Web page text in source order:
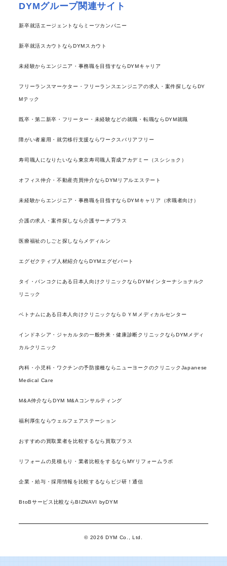
DYMグループ関連サイト
新卒就活エージェントならミーツカンパニー
新卒就活スカウトならDYMスカウト
未経験からエンジニア・事務職を目指すならDYMキャリア
フリーランスマーケター・フリーランスエンジニアの求人・案件探しならDY
Mテック
既卒・第二新卒・フリーター・未経験などの就職・転職ならDYM就職
障がい者雇用・就労移行支援ならワークスバリアフリー
寿司職人になりたいなら東京寿司職人育成アカデミー（スシショク）
オフィス仲介・不動産売買仲介ならDYMリアルエステート
未経験からエンジニア・事務職を目指すならDYMキャリア（求職者向け）
介護の求人・案件探しなら介護サーチプラス
医療福祉のしごと探しならメディルン
エグゼクティブ人材紹介ならDYMエグゼパート
タイ・バンコクにある日本人向けクリニックならDYMインターナショナルク
リニック
ベトナムにある日本人向けクリニックならＤＹＭメディカルセンター
インドネシア・ジャカルタの一般外来・健康診断クリニックならDYMメディ
カルクリニック
内科・小児科・ワクチンの予防接種ならニューヨークのクリニックJapanese
Medical Care
M&A仲介ならDYM M&Aコンサルティング
福利厚生ならウェルフェアステーション
おすすめの買取業者を比較するなら買取プラス
リフォームの見積もり・業者比較をするならMYリフォームラボ
企業・給与・採用情報を比較するならビジ研！通信
BtoBサービス比較ならBIZNAVI byDYM
© 2026 DYM Co., Ltd.